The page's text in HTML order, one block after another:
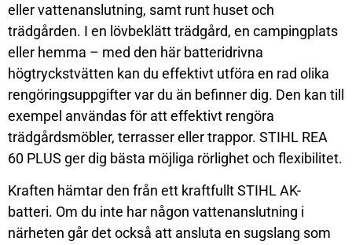
eller vattenanslutning, samt runt huset och
trädgården. I en lövbeklätt trädgård, en campingplats
eller hemma – med den här batteridrivna
högtryckstvätten kan du effektivt utföra en rad olika
rengöringsuppgifter var du än befinner dig. Den kan till
exempel användas för att effektivt rengöra
trädgårdsmöbler, terrasser eller trappor. STIHL REA
60 PLUS ger dig bästa möjliga rörlighet och flexibilitet.
Kraften hämtar den från ett kraftfullt STIHL AK-
batteri. Om du inte har någon vattenanslutning i
närheten går det också att ansluta en sugslang som